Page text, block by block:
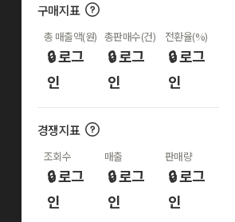
구매지표
총 매출액(원)
🔒 로그
인
총판매수(건)
🔒 로그
인
전환율(%)
🔒 로그
인
경쟁지표
조회수
🔒 로그
인
매출
🔒 로그
인
판매량
🔒 로그
인